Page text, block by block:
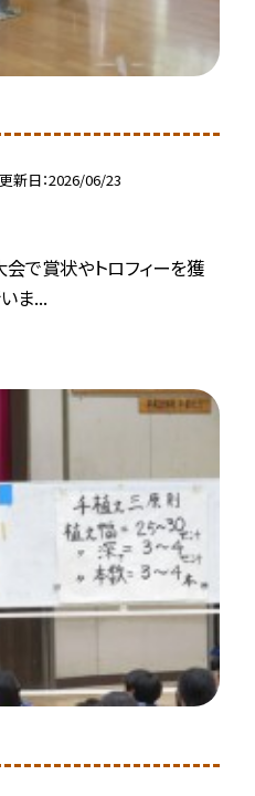
更新日 2026/06/23
で賞状やトロフィーを獲
ま...